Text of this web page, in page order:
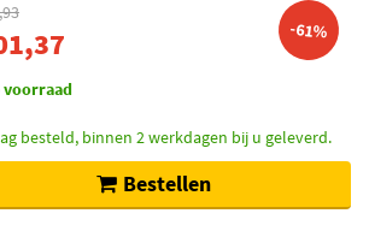
-61%
voorraad
besteld, binnen 2 werkdagen bij u geleverd.
Bestellen